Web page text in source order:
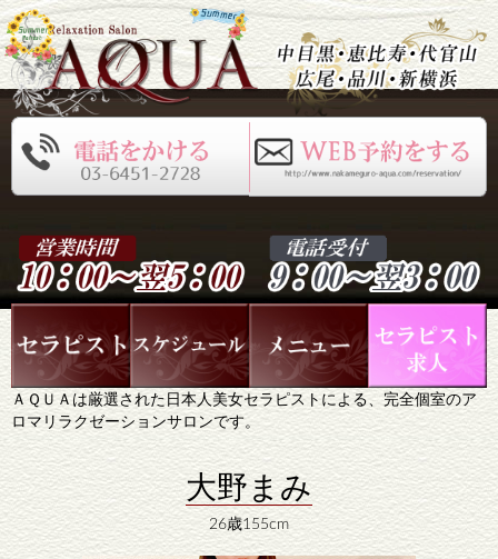
ＡＱＵＡは厳選された日本人美女セラピストによる、完全個室のア
ロマリラクゼーションサロンです。
大野まみ
26歳155cm